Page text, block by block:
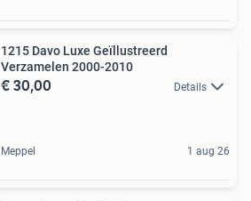
1215 Davo Luxe Geïllustreerd
Verzamelen 2000-2010
€ 30,00 Details
Meppel 1 aug 26